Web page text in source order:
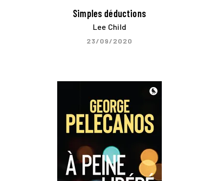
Simples déductions
Lee Child
23/09/2020